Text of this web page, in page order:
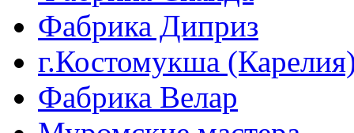
Фабрика Диприз
г.Костомукша
Фабрика Велар